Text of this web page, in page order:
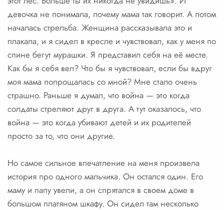
девочка не понимала, почему мама так говорит. А потом
началась стрельба. Женщина рассказывала это и
плакала, и я сидел в кресле и чувствовал, как у меня по
спине бегут мурашки. Я представил себя на её месте.
Как бы я себя вел? Что бы я чувствовал, если бы вдруг
моя мама попрощалась со мной? Мне стало очень
страшно. Раньше я думал, что война — это когда
солдаты стреляют друг в друга. А тут оказалось, что
война — это когда убивают детей и их родителей
просто за то, что они другие.
Но самое сильное впечатление на меня произвела
история про одного мальчика. Он остался один. Его
маму и папу увели, а он спрятался в своем доме в
большом платяном шкафу. Он сидел там несколько